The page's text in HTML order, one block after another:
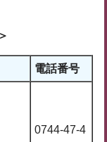
電話番号
0744-47-4